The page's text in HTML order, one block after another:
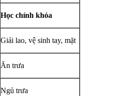
Học chính khóa
Giải lao, vệ sinh tay, mặt
Ăn trưa
Ngủ trưa